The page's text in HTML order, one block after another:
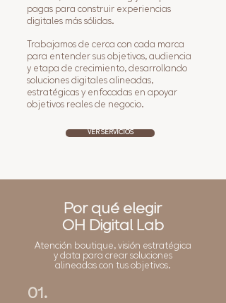
pagas para construir experiencias
digitales más sólidas.
Trabajamos de cerca con cada marca
para entender sus objetivos, audiencia
y etapa de crecimiento, desarrollando
soluciones digitales alineadas,
estratégicas y enfocadas en apoyar
objetivos reales de negocio.
VER SERVICIOS
Por qué elegir
OH Digital Lab
Atención boutique, visión estratégica
y data para crear soluciones
alineadas con tus objetivos.
01.